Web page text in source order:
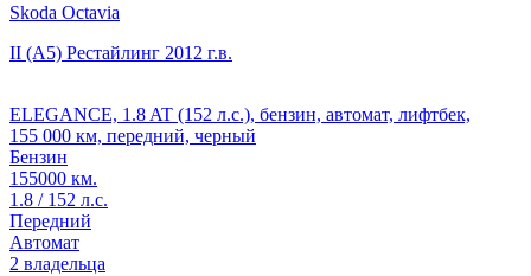
Skoda Octavia
II (A5) Рестайлинг 2012 г.в.
ELEGANCE, 1.8 AT (152 л.с.), бензин, автомат, лифтбек,
155 000 км, передний, черный
Бензин
155000 км.
1.8 / 152 л.с.
Передний
Автомат
2 владельца